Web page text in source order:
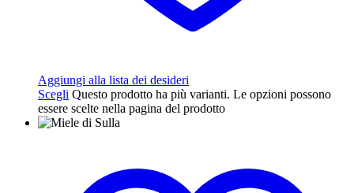
Aggiungi alla lista dei desideri
Scegli Questo prodotto ha più varianti. Le opzioni possono
essere scelte nella pagina del prodotto